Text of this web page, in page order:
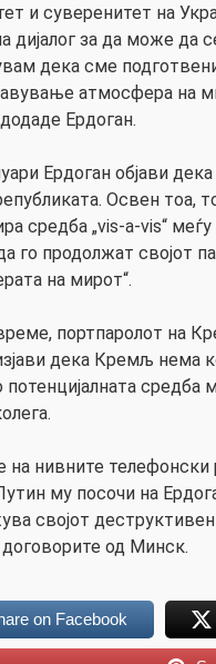
и суверенитет на
дијалог за да може да
дека сме
атмосфера на
Ердоган.
Ердоган објави
Освен тоа,
средба „vis-a-vis“
го продолжат својот
на мирот“.
портпаролот на
дека Кремљ нема
потенцијалната средба
на нивните
му посочи на
својот
од Минск.
on Facebook